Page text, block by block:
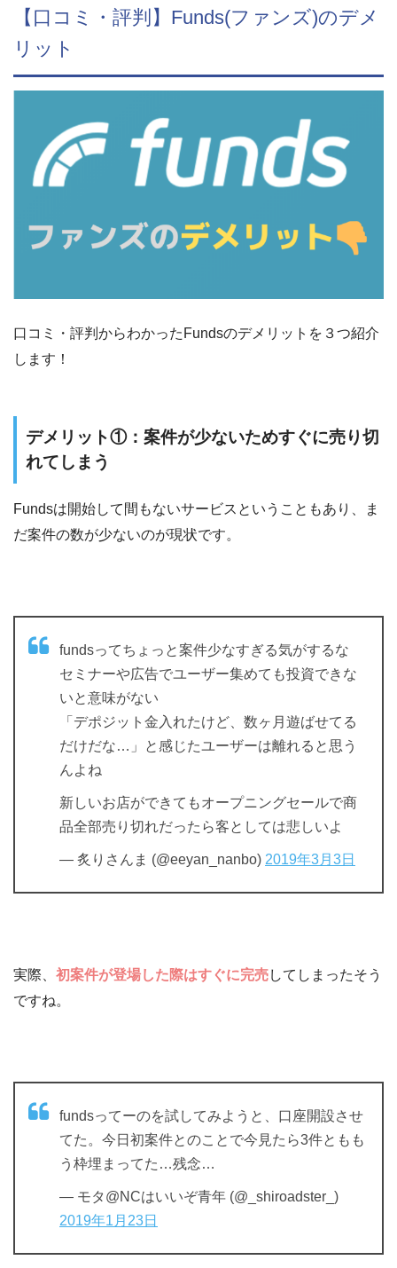
【口コミ・評判】Funds(ファンズ)のデメ
リット
口コミ・評判からわかったFundsのデメリットを３つ紹介
します！
デメリット①：案件が少ないためすぐに売り切
れてしまう
Fundsは開始して間もないサービスということもあり、ま
だ案件の数が少ないのが現状です。
fundsってちょっと案件少なすぎる気がするな
セミナーや広告でユーザー集めても投資できな
いと意味がない
「デポジット金入れたけど、数ヶ月遊ばせてる
だけだな…」と感じたユーザーは離れると思う
んよね
新しいお店ができてもオープニングセールで商
品全部売り切れだったら客としては悲しいよ
— 炙りさんま (@eeyan_nanbo) 2019年3月3日
実際、 初案件が登場した際はすぐに完売してしまったそう
ですね。
fundsってーのを試してみようと、口座開設させ
てた。今日初案件とのことで今見たら3件ともも
う枠埋まってた…残念…
— モタ@NCはいいぞ青年 (@_shiroadster_)
2019年1月23日